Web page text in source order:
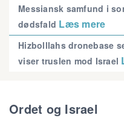
Messiansk samfund i
dødsfald Læs mere
Hizbolllahs dronebase
viser truslen mod Israel
Ordet og Israel